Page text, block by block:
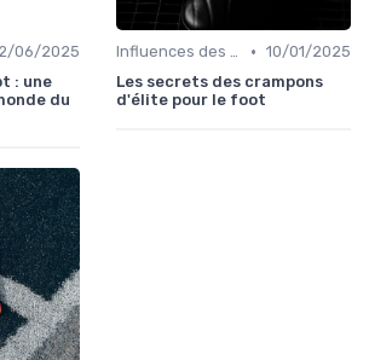
06/2025
: une
du
Influences des Joueurs Professionnels • 10/01/2025
Les secrets des crampons
d'élite pour le foot